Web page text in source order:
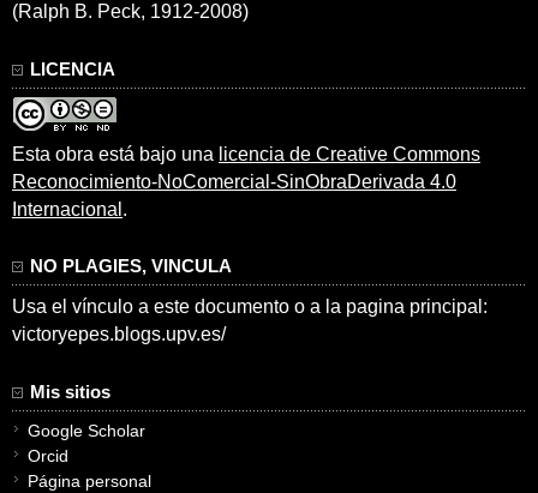
(Ralph B. Peck, 1912-2008)
LICENCIA
Esta obra está bajo una licencia de Creative Commons
Reconocimiento-NoComercial-SinObraDerivada 4.0
Internacional .
NO PLAGIES, VINCULA
Usa el vínculo a este documento o a la pagina principal:
victoryepes.blogs.upv.es/
Mis sitios
Google Scholar
Orcid
Página personal